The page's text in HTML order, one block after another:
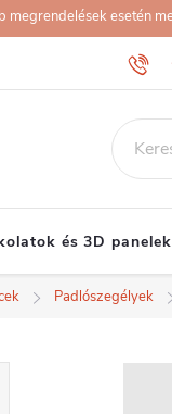
megrendelések esetén
és 3D panelek
Padlószegélyek